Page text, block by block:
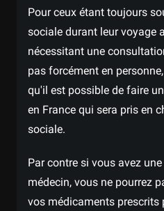
Pour ceux étant toujours
sociale durant leur voyage
nécessitant une
pas forcément en
qu'il est possible de faire
en France qui sera pris en
sociale.
Par contre si vous avez
médecin, vous ne pourrez
vos médicaments prescrits